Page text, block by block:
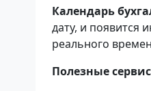
Календарь
дату, и появится
реального
Полезные